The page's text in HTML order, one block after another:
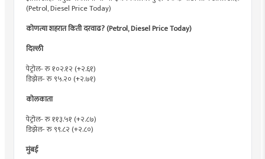
(Petrol, Diesel Price Today)
कोणत्या शहरात किती दरवाढ? (Petrol, Diesel Price Today)
दिल्ली
पेट्रोल- रु १०२.१२ (+२.६१)
डिझेल- रु ९५.२० (+२.७१)
कोलकाता
पेट्रोल- रु ११३.५१ (+२.८७)
डिझेल- रु ९९.८२ (+२.८०)
मुंबई